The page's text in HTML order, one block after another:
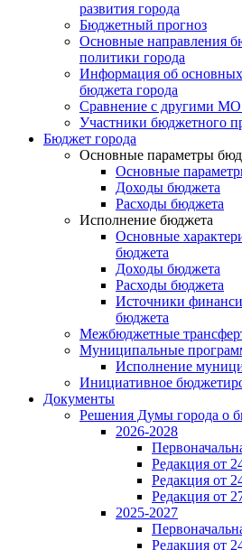
развития города
Бюджетный прогноз
Основные направления
политики города
Информация об
бюджета города
Сравнение с другими
Участники бюджетного
Бюджет города
Основные параметры
Основные
Доходы бюджета
Расходы бюджета
Исполнение бюджета
Основные
бюджета
Доходы бюджета
Расходы бюджета
Источники
бюджета
Межбюджетные
Муниципальные
Исполнение
Инициативное
Документы
Решения Думы города о
2026-2028
Редакция от
Редакция от
Редакция от
2025-2027
Редакция от